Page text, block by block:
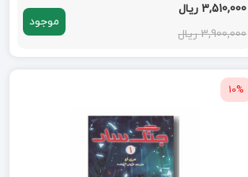
3,510,000 ریال
3,900,000 ریال
موجود
10%